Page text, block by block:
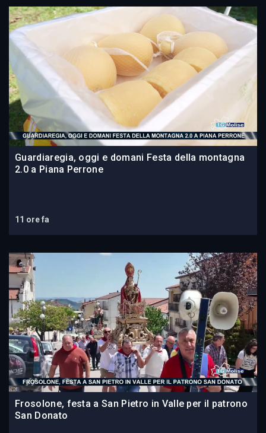
Guardiaregia, oggi e domani Festa della montagna
2.0 a Piana Perrone
11 ore fa
Frosolone, festa a San Pietro in Valle per il patrono
San Donato